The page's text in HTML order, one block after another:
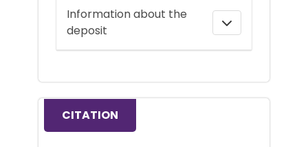
Information about the
deposit
CITATION